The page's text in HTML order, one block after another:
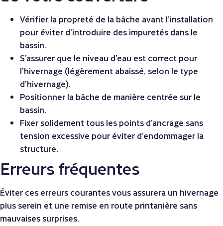
Vérifier la propreté de la bâche avant l’installation
pour éviter d’introduire des impuretés dans le
bassin.
S’assurer que le niveau d’eau est correct pour
l’hivernage (légèrement abaissé, selon le type
d’hivernage).
Positionner la bâche de manière centrée sur le
bassin.
Fixer solidement tous les points d’ancrage sans
tension excessive pour éviter d’endommager la
structure.
Erreurs fréquentes
Éviter ces erreurs courantes vous assurera un hivernage
plus serein et une remise en route printanière sans
mauvaises surprises.